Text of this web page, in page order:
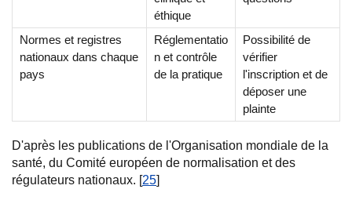
éthique
Normes et registres
nationaux dans chaque
pays
Réglementatio
n et contrôle
de la pratique
Possibilité de
vérifier
l'inscription et de
déposer une
plainte
D'après les publications de l'Organisation mondiale de la
santé, du Comité européen de normalisation et des
régulateurs nationaux. [25]